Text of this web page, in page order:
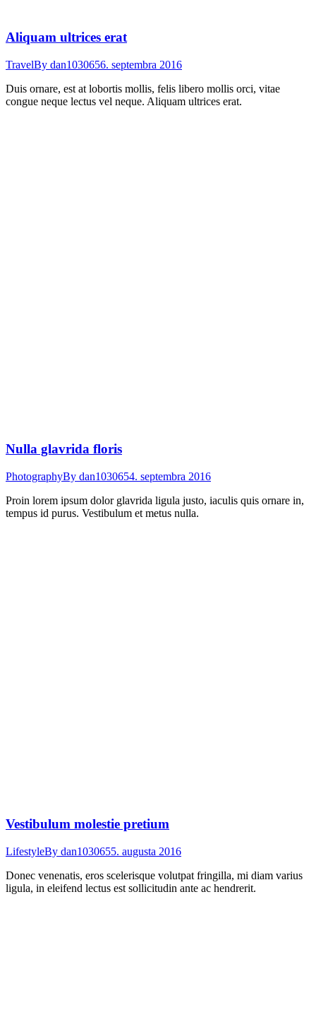
Aliquam ultrices erat
TravelBy dan1030656. septembra 2016
Duis ornare, est at lobortis mollis, felis libero mollis orci, vitae
congue neque lectus vel neque. Aliquam ultrices erat.
Nulla glavrida floris
PhotographyBy dan1030654. septembra 2016
Proin lorem ipsum dolor glavrida ligula justo, iaculis quis ornare in,
tempus id purus. Vestibulum et metus nulla.
Vestibulum molestie pretium
LifestyleBy dan1030655. augusta 2016
Donec venenatis, eros scelerisque volutpat fringilla, mi diam varius
ligula, in eleifend lectus est sollicitudin ante ac hendrerit.